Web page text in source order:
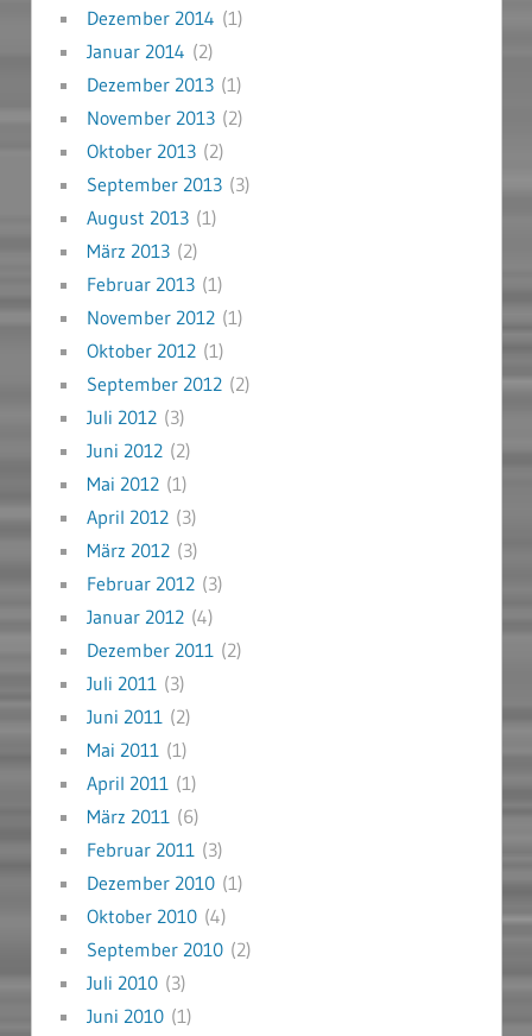
Dezember 2014 (1)
Januar 2014 (2)
Dezember 2013(1)
November 2013(2)
Oktober 2013(2)
September 2013(3)
August 2013(1)
März 2013(2)
Februar 2013(1)
November 2012(1)
Oktober 2012(1)
September 2012(2)
Juli 2012(3)
Juni 2012(2)
Mai 2012(1)
April 2012(3)
März 2012(3)
Februar 2012(3)
Januar 2012(4)
Dezember 2011(2)
Juli 2011(3)
Juni 2011(2)
Mai 2011(1)
April 2011(1)
März 2011(6)
Februar 2011(3)
Dezember 2010(1)
Oktober 2010(4)
September 2010(2)
Juli 2010(3)
Juni 2010(1)